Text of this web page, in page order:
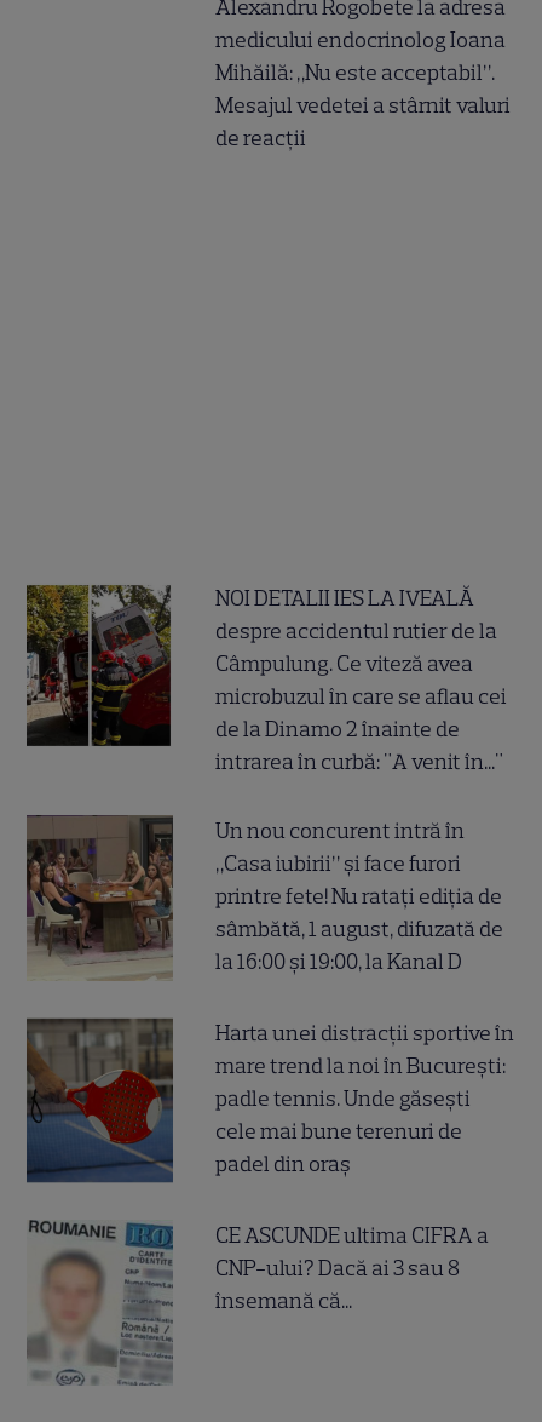
Alexandru Rogobete la adresa
medicului endocrinolog Ioana
Mihăilă: „Nu este acceptabil”.
Mesajul vedetei a stârnit valuri
de reacții
NOI DETALII IES LA IVEALĂ
despre accidentul rutier de la
Câmpulung. Ce viteză avea
microbuzul în care se aflau cei
de la Dinamo 2 înainte de
intrarea în curbă: "A venit în..."
Un nou concurent intră în
„Casa iubirii” și face furori
printre fete! Nu ratați ediția de
sâmbătă, 1 august, difuzată de
la 16:00 și 19:00, la Kanal D
Harta unei distracții sportive în
mare trend la noi în București:
padle tennis. Unde găsești
cele mai bune terenuri de
padel din oraș
CE ASCUNDE ultima CIFRA a
CNP-ului? Dacă ai 3 sau 8
însemană că...